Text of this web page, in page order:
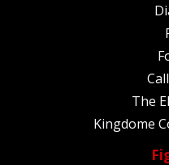
The
Kingdome